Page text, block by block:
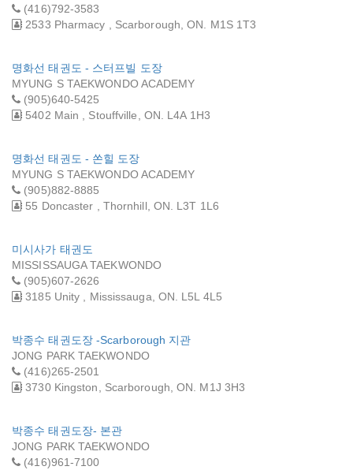
(416)792-3583
2533 Pharmacy , Scarborough, ON. M1S 1T3
명화선 태권도 - 스터프빌 도장
MYUNG S TAEKWONDO ACADEMY
(905)640-5425
5402 Main , Stouffville, ON. L4A 1H3
명화선 태권도 - 쏜힐 도장
MYUNG S TAEKWONDO ACADEMY
(905)882-8885
55 Doncaster , Thornhill, ON. L3T 1L6
미시사가 태권도
MISSISSAUGA TAEKWONDO
(905)607-2626
3185 Unity , Mississauga, ON. L5L 4L5
박종수 태권도장 -Scarborough 지관
JONG PARK TAEKWONDO
(416)265-2501
3730 Kingston, Scarborough, ON. M1J 3H3
박종수 태권도장- 본관
JONG PARK TAEKWONDO
(416)961-7100